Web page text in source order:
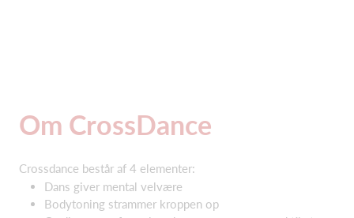
Om CrossDance
Crossdance består af 4 elementer:
Dans giver mental velvære
Bodytoning strammer kroppen op